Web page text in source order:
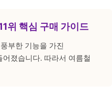
위 핵심 구매 가이드
부한 기능을 가진
졌습니다. 따라서 여름철